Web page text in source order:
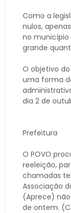
Como a
nulos,
no município
grande
O objetivo
uma forma
dia 2 de
Prefeitura
O POVO
reeleição,
chamadas
Associação
(Aprece)
de ontem.